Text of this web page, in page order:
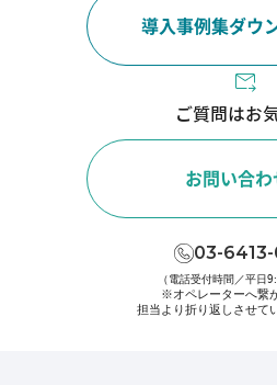
導入事例集ダウ
ご質問はお
お問い合わ
03-6413-
（電話受付時間／平日
※オペレーターへ繋
担当より折り返しさせて